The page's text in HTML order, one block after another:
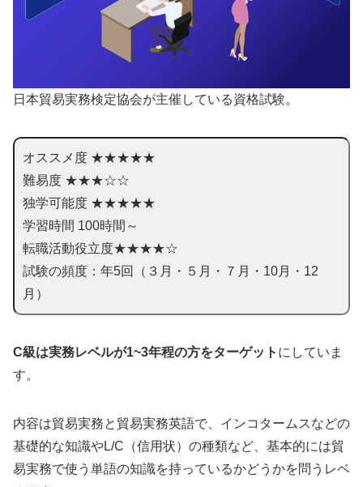
日本貿易実務検定協会が主催している資格試験。
オススメ度 ★★★★★
難易度 ★★★☆☆
独学可能度 ★★★★★
学習時間 100時間～
転職活動役立度★★★★☆
試験の頻度：年5回（３月・５月・７月・10月・12
月）
C級は実務レベルが1~3年程の方をターゲット にしていま
す。
内容は貿易実務と貿易実務英語で、インコタームスなどの
基礎的な知識やL/C（信用状）の種類など、基本的には貿
易実務で使う単語の知識を持っているかどうかを問うレベ